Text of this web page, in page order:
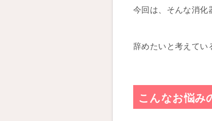
今回は、そんな消化
辞めたいと考えてい
こんなお悩み